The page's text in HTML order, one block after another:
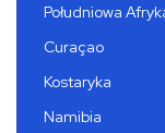
Południowa
Curaçao
Kostaryka
Namibia